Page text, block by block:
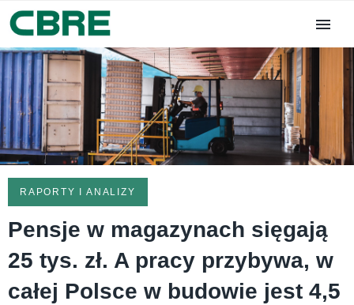
RAPORTY I ANALIZY
Pensje w magazynach sięgają
25 tys. zł. A pracy przybywa, w
całej Polsce w budowie jest 4,5